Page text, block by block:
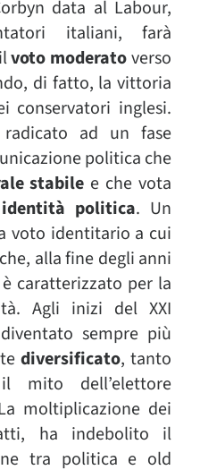
data al Labour,
italiani, farà
voto moderatoverso
di fatto, la vittoria
conservatori inglesi.
ad un fase
politica che
stabile e che vota
identità politica. Un
voto identitario a cui
alla fine degli anni
caratterizzato per la
Agli inizi del XXI
sempre più
diversificato, tanto
mito dell’elettore
moltiplicazione dei
ha indebolito il
tra politica e old